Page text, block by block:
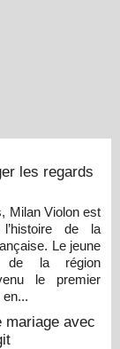
les regards
Milan Violon est
de la
Le jeune
de la région
le premier
avec